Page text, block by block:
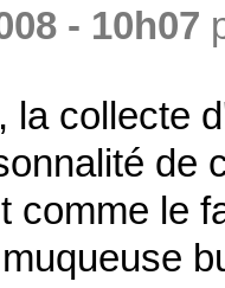
- 10h07
la collecte
de
comme le